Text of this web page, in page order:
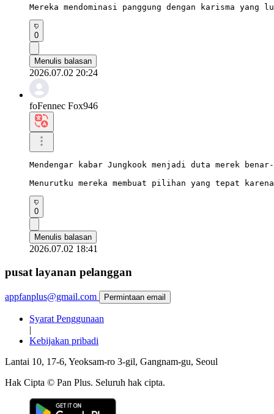
Mereka mendominasi panggung dengan karisma
0
Menulis balasan
2026.07.02 20:24
foFennec Fox946
Mendengar kabar Jungkook menjadi duta merek
Menurutku mereka membuat pilihan yang tepat
0
Menulis balasan
2026.07.02 18:41
pusat layanan pelanggan
appfanplus@gmail.com Permintaan email
Syarat Penggunaan
|
Kebijakan pribadi
Lantai 10, 17-6, Yeoksam-ro 3-gil, Gangnam-gu, Seoul
Hak Cipta © Pan Plus. Seluruh hak cipta.